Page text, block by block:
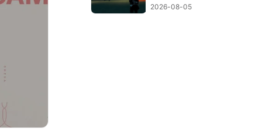
方案！
2026-08-05